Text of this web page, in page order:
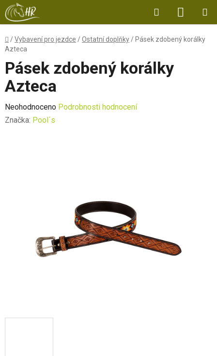
Přejít
na
obsah
Hledat
KOŠÍK
Domů
/Vybavení pro jezdce /Ostatní doplňky / Pásek zdobený korálky
Azteca
Pásek zdobený korálky
Azteca
Průměrné
hodnocení
Neohodnoceno Podrobnosti hodnocení
Značka: Pool´s